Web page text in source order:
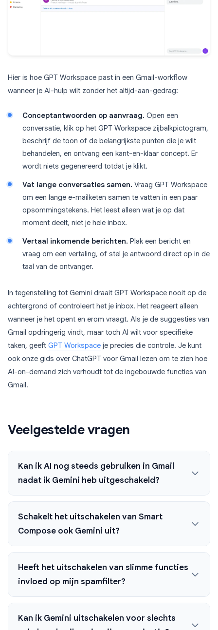
Hier is hoe GPT Workspace past in een Gmail-workflow
wanneer je AI-hulp wilt zonder het altijd-aan-gedrag:
Conceptantwoorden op aanvraag. Open een
conversatie, klik op het GPT Workspace zijbalkpictogram,
beschrijf de toon of de belangrijkste punten die je wilt
behandelen, en ontvang een kant-en-klaar concept. Er
wordt niets gegenereerd totdat je klikt.
Vat lange conversaties samen. Vraag GPT Workspace
om een lange e-mailketen samen te vatten in een paar
opsommingstekens. Het leest alleen wat je op dat
moment deelt, niet je hele inbox.
Vertaal inkomende berichten. Plak een bericht en
vraag om een vertaling, of stel je antwoord direct op in de
taal van de ontvanger.
In tegenstelling tot Gemini draait GPT Workspace nooit op de
achtergrond of controleert het je inbox. Het reageert alleen
wanneer je het opent en erom vraagt. Als je de suggesties van
Gmail opdringerig vindt, maar toch AI wilt voor specifieke
taken, geeft GPT Workspace je precies die controle. Je kunt
ook onze gids over ChatGPT voor Gmail lezen om te zien hoe
AI-on-demand zich verhoudt tot de ingebouwde functies van
Gmail.
Veelgestelde vragen
Kan ik AI nog steeds gebruiken in Gmail
nadat ik Gemini heb uitgeschakeld?
Schakelt het uitschakelen van Smart
Compose ook Gemini uit?
Heeft het uitschakelen van slimme functies
invloed op mijn spamfilter?
Kan ik Gemini uitschakelen voor slechts